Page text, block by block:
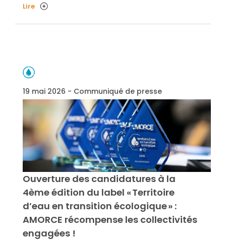
Lire
19 mai 2026 - Communiqué de presse
Ouverture des candidatures à la
4ème édition du label « Territoire
d’eau en transition écologique » :
AMORCE récompense les collectivités
engagées !